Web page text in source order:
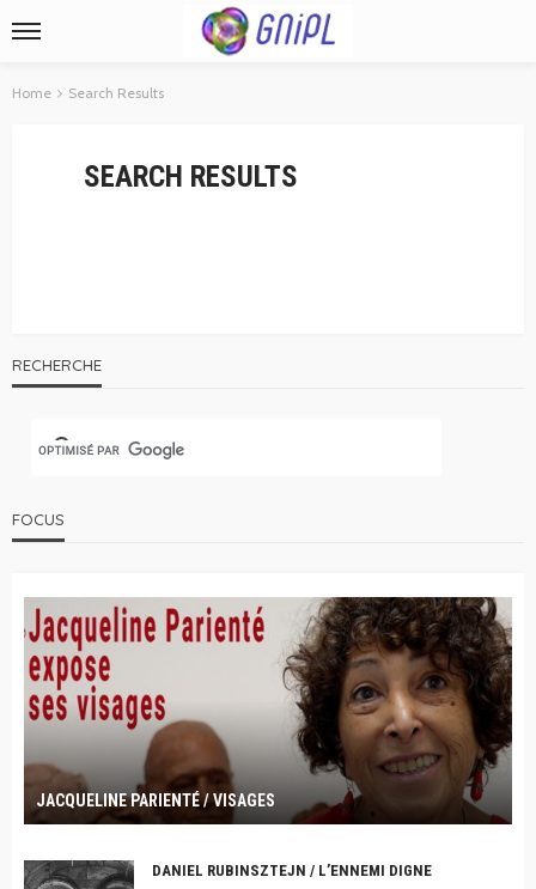
Home Search Results
SEARCH RESULTS
RECHERCHE
FOCUS
JACQUELINE PARIENTÉ / VISAGES
DANIEL RUBINSZTEJN / L’ENNEMI DIGNE